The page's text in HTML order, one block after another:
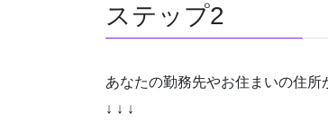
ステップ2
あなたの勤務先やお住まいの住所
↓ ↓ ↓